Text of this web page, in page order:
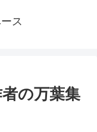
ス
の万葉集